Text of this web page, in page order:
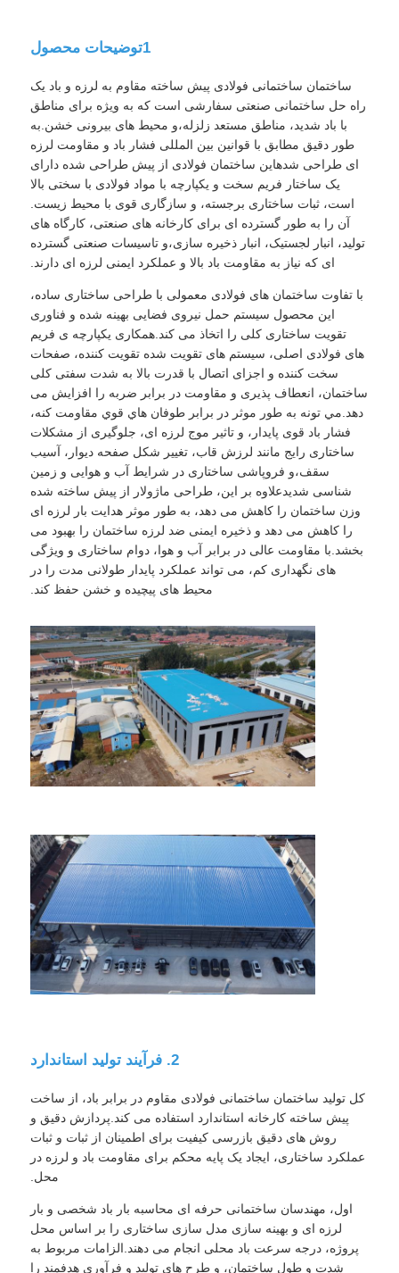
خانه
محصولات
نمایش VR
درباره ما
بازدید از کارخانه
کنترل کیفیت
با ما تماس بگیرید
درخواست قیمت
ساختار فولادی پیش ساخته
کارگاه ساختار فولاد
ساخت سازه فولادی
ساخت و ساز ساخت و ساز
قاب فولادی
1توضیحات محصول
ساختمان ساختمانی فولادی پیش ساخته مقاوم به لرزه و باد یک
راه حل ساختمانی صنعتی سفارشی است که به ویژه برای مناطق
با باد شدید، مناطق مستعد زلزله،و محیط های بیرونی خشن.به
طور دقیق مطابق با قوانین بین المللی فشار باد و مقاومت لرزه
ای طراحی شدهاین ساختمان فولادی از پیش طراحی شده دارای
یک ساختار فریم سخت و یکپارچه با مواد فولادی با سختی بالا
است، ثبات ساختاری برجسته، و سازگاری قوی با محیط زیست.
آن را به طور گسترده ای برای کارخانه های صنعتی، کارگاه های
تولید، انبار لجستیک، انبار ذخیره سازی،و تاسیسات صنعتی گسترده
ای که نیاز به مقاومت باد بالا و عملکرد ایمنی لرزه ای دارند.
با تفاوت ساختمان های فولادی معمولی با طراحی ساختاری ساده،
این محصول سیستم حمل نیروی فضایی بهینه شده و فناوری
تقویت ساختاری کلی را اتخاذ می کند.همکاری یکپارچه ی فریم
های فولادی اصلی، سیستم های تقویت شده تقویت کننده، صفحات
سخت کننده و اجزای اتصال با قدرت بالا به شدت سفتی کلی
ساختمان، انعطاف پذیری و مقاومت در برابر ضربه را افزایش می
دهد.مي تونه به طور موثر در برابر طوفان هاي قوي مقاومت کنه،
فشار باد قوی پایدار، و تاثیر موج لرزه ای، جلوگیری از مشکلات
ساختاری رایج مانند لرزش قاب، تغییر شکل صفحه دیوار، آسیب
سقف،و فروپاشی ساختاری در شرایط آب و هوایی و زمین
شناسی شدیدعلاوه بر این، طراحی ماژولار از پیش ساخته شده
وزن ساختمان را کاهش می دهد، به طور موثر هدایت بار لرزه ای
را کاهش می دهد و ذخیره ایمنی ضد لرزه ساختمان را بهبود می
بخشد.با مقاومت عالی در برابر آب و هوا، دوام ساختاری و ویژگی
های نگهداری کم، می تواند عملکرد پایدار طولانی مدت را در
محیط های پیچیده و خشن حفظ کند.
2. فرآیند تولید استاندارد
کل تولید ساختمان ساختمانی فولادی مقاوم در برابر باد، از ساخت
پیش ساخته کارخانه استاندارد استفاده می کند.پردازش دقیق و
روش های دقیق بازرسی کیفیت برای اطمینان از ثبات و ثبات
عملکرد ساختاری، ایجاد یک پایه محکم برای مقاومت باد و لرزه در
محل.
اول، مهندسان ساختمانی حرفه ای محاسبه بار باد شخصی و بار
لرزه ای و بهینه سازی مدل سازی ساختاری را بر اساس محل
پروژه، درجه سرعت باد محلی انجام می دهند.الزامات مربوط به
شدت و طول ساختمان، و طرح های تولید و فرآوری هدفمند را